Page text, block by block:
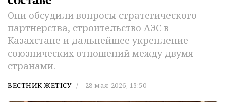
Они обсудили вопросы стратегического
партнерства, строительство АЭС в
Казахстане и дальнейшее укрепление
союзнических отношений между двумя
странами.
ВЕСТНИК ЖЕТІСУ 28 мая 2026, 13:50